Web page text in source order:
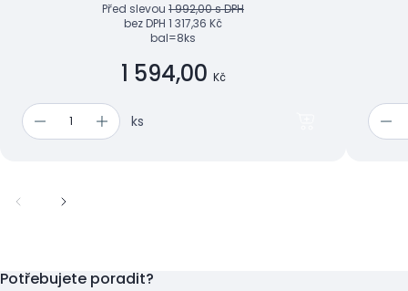
Před slevou 1 992,00 s DPH
bez DPH 1 317,36 Kč
bal=8ks
1 594,00 Kč
ks
Potřebujete poradit?